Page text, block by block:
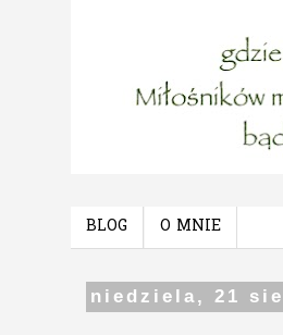
BLOG O MNIE
niedziela, 21